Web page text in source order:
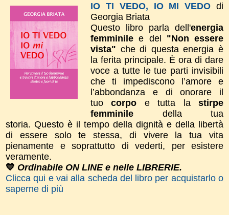
IO TI VEDO, IO MI VEDO di
Georgia Briata
Questo libro parla dell'energia
femminilee del "Non essere
vista" che di questa energia è
la ferita principale. È ora di dare
voce a tutte le tue parti invisibili
che ti impediscono l’amore e
l’abbondanza e di onorare il
tuocorpo e tutta lastirpe
femminile della tua
storia. Questo è il tempo della dignità e della libertà
di essere solo te stessa, di vivere la tua vita
pienamente e soprattutto di vederti, per esistere
veramente.
💙 Ordinabile ON LINE e nelle LIBRERIE.
Clicca qui e vai alla scheda del libro per acquistarlo o
saperne di più